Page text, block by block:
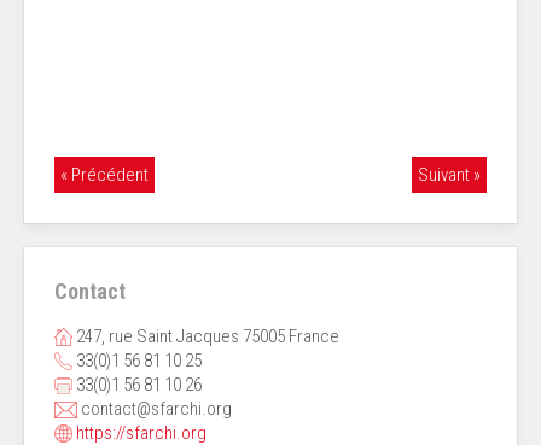
« Précédent Suivant »
Contact
247, rue Saint Jacques 75005 France
33(0)1 56 81 10 25
33(0)1 56 81 10 26
contact@sfarchi.org
https://sfarchi.org